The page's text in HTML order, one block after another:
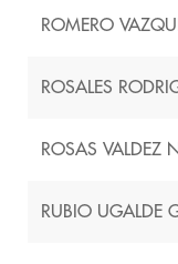
ROMERO
ROSALES
ROSAS VALDEZ
RUBIO UGALDE